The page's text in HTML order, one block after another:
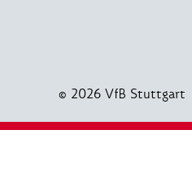
© 2026 VfB Stuttgart